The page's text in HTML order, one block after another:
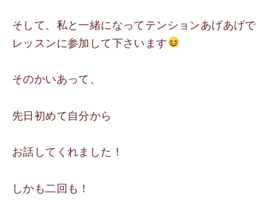
そして、私と一緒になってテンションあげあげで
レッスンに参加して下さいます
そのかいあって、
先日初めて自分から
お話してくれました！
しかも二回も！